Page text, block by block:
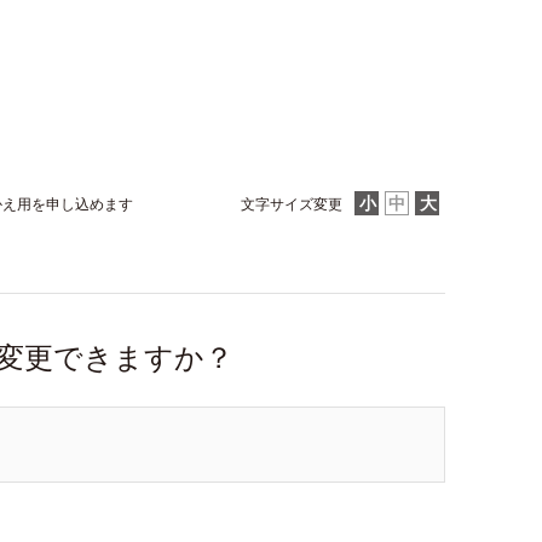
文字サイズ変更
用を申し込めます
更できますか？